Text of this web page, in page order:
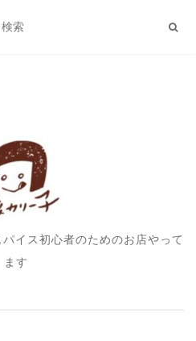
イス初心者のためのお店やって
ます